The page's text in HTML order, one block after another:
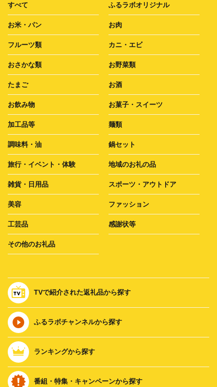
すべて ふるラボオリジナル
お米・パン お肉
フルーツ類 カニ・エビ
おさかな類 お野菜類
たまご お酒
お飲み物 お菓子・スイーツ
加工品等 麺類
調味料・油 鍋セット
旅行・イベント・体験 地域のお礼の品
雑貨・日用品 スポーツ・アウトドア
美容 ファッション
工芸品 感謝状等
その他のお礼品
TVで紹介された返礼品から探す
ふるラボチャンネルから探す
ランキングから探す
番組・特集・キャンペーンから探す